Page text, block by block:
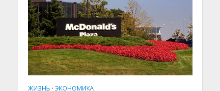
ЖИЗНЬ • ЭКОНОМИКА